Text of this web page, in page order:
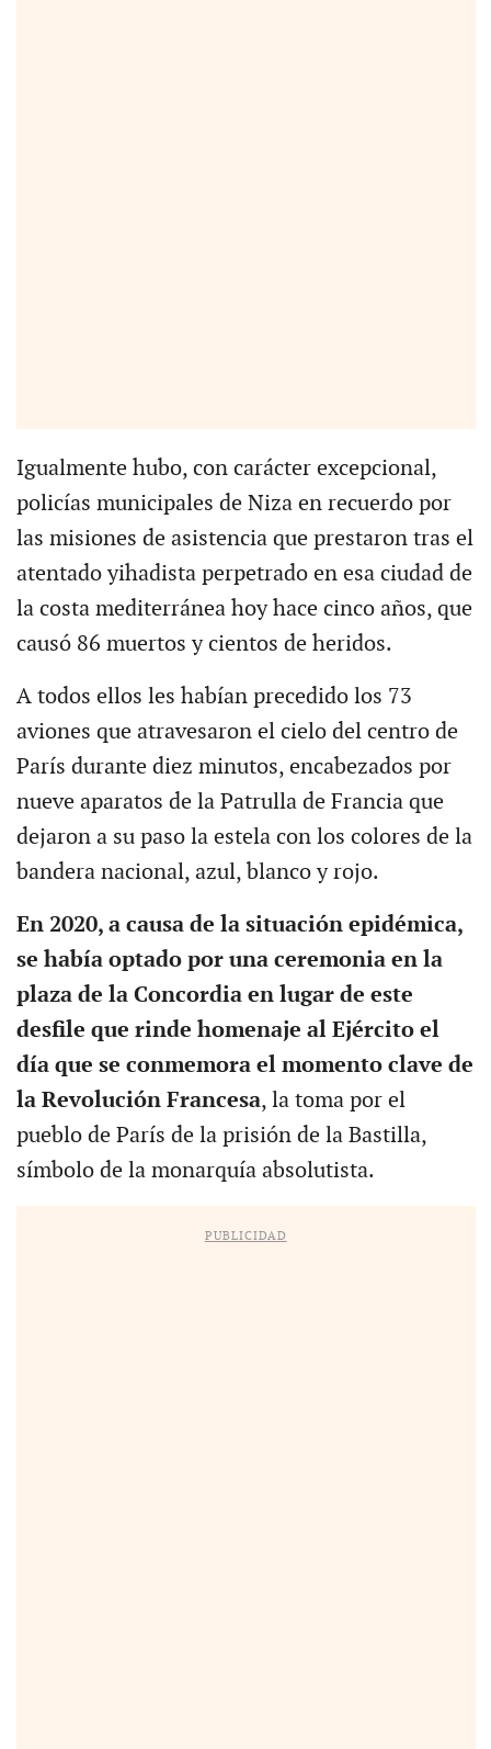
Igualmente hubo, con carácter excepcional,
policías municipales de Niza en recuerdo por
las misiones de asistencia que prestaron tras el
atentado yihadista perpetrado en esa ciudad de
la costa mediterránea hoy hace cinco años, que
causó 86 muertos y cientos de heridos.
A todos ellos les habían precedido los 73
aviones que atravesaron el cielo del centro de
París durante diez minutos, encabezados por
nueve aparatos de la Patrulla de Francia que
dejaron a su paso la estela con los colores de la
bandera nacional, azul, blanco y rojo.
En 2020, a causa de la situación epidémica,
se había optado por una ceremonia en la
plaza de la Concordia en lugar de este
desfile que rinde homenaje al Ejército el
día que se conmemora el momento clave de
la Revolución Francesa, la toma por el
pueblo de París de la prisión de la Bastilla,
símbolo de la monarquía absolutista.
PUBLICIDAD